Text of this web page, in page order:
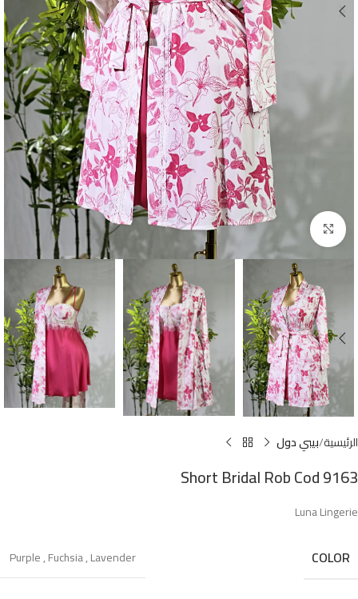
Click to enlarge
الرئيسية بيبي دول
Short Bridal Rob Cod 9163
Luna Lingerie
COLOR
Purple,Fuchsia,Lavender